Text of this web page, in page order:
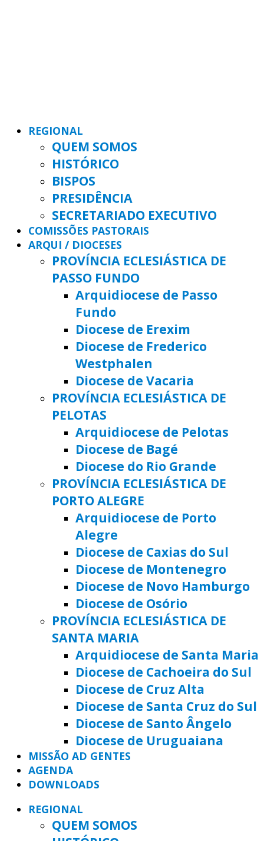
REGIONAL
QUEM SOMOS
HISTÓRICO
BISPOS
PRESIDÊNCIA
SECRETARIADO EXECUTIVO
COMISSÕES PASTORAIS
ARQUI / DIOCESES
PROVÍNCIA ECLESIÁSTICA DE
PASSO FUNDO
Arquidiocese de Passo
Fundo
Diocese de Erexim
Diocese de Frederico
Westphalen
Diocese de Vacaria
PROVÍNCIA ECLESIÁSTICA DE
PELOTAS
Arquidiocese de Pelotas
Diocese de Bagé
Diocese do Rio Grande
PROVÍNCIA ECLESIÁSTICA DE
PORTO ALEGRE
Arquidiocese de Porto
Alegre
Diocese de Caxias do Sul
Diocese de Montenegro
Diocese de Novo Hamburgo
Diocese de Osório
PROVÍNCIA ECLESIÁSTICA DE
SANTA MARIA
Arquidiocese de Santa Maria
Diocese de Cachoeira do Sul
Diocese de Cruz Alta
Diocese de Santa Cruz do Sul
Diocese de Santo Ângelo
Diocese de Uruguaiana
MISSÃO AD GENTES
AGENDA
DOWNLOADS
REGIONAL
QUEM SOMOS